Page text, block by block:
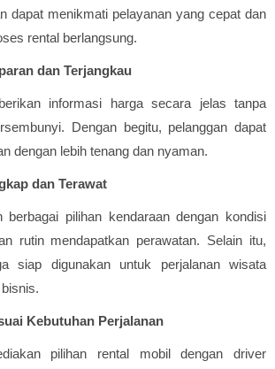
dapat menikmati pelayanan yang cepat dan
rental berlangsung.
dan Terjangkau
informasi harga secara jelas tanpa
Dengan begitu, pelanggan dapat
dengan lebih tenang dan nyaman.
dan Terawat
berbagai pilihan kendaraan dengan kondisi
rutin mendapatkan perawatan. Selain itu,
siap digunakan untuk perjalanan wisata
Kebutuhan Perjalanan
pilihan rental mobil dengan driver